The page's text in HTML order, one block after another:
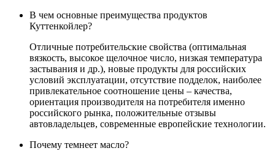
В чем основные преимущества продуктов
Куттенкойлер?
Отличные потребительские свойства (оптимальная
вязкость, высокое щелочное число, низкая температура
застывания и др.), новые продукты для российских
условий эксплуатации, отсутствие подделок, наиболее
привлекательное соотношение цены – качества,
ориентация производителя на потребителя именно
российского рынка, положительные отзывы
автовладельцев, современные европейские технологии.
Почему темнеет масло?